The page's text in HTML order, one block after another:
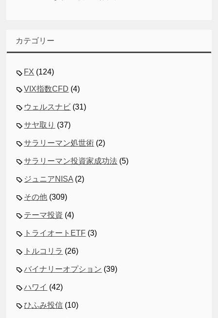
カテゴリー
FX (124)
VIX指数CFD (4)
ウェルスナビ (31)
サヤ取り (37)
サラリーマン処世術 (2)
サラリーマン投資家成功法 (5)
ジュニアNISA (2)
その他 (309)
テーマ投資 (4)
トライオートETF (3)
トルコリラ (26)
バイナリーオプション (39)
ハワイ (42)
ひふみ投信 (10)